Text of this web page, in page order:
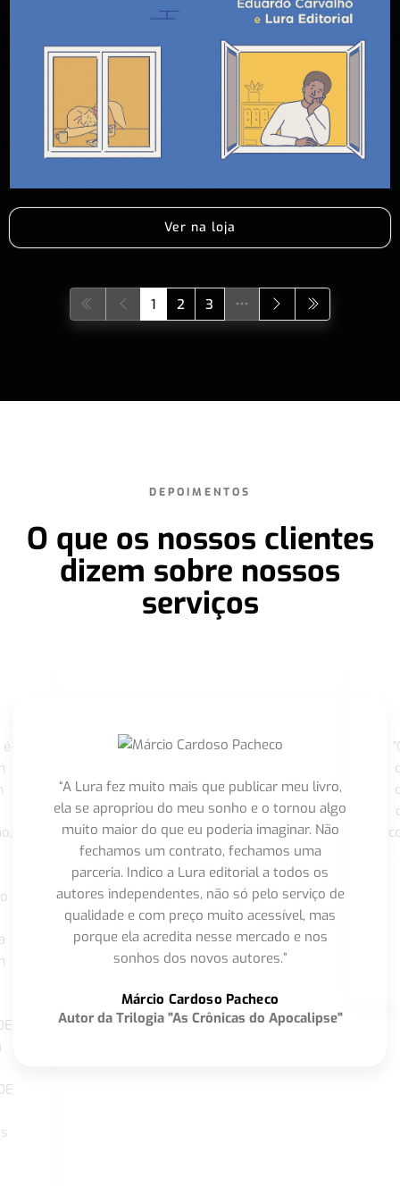
Ver na loja
1 2 3
DEPOIMENTOS
O que os nossos clientes
dizem sobre nossos
serviços
“A Lura fez muito mais que publicar meu livro,
ela se apropriou do meu sonho e o tornou algo
muito maior do que eu poderia imaginar. Não
fechamos um contrato, fechamos uma
parceria. Indico a Lura editorial a todos os
autores independentes, não só pelo serviço de
qualidade e com preço muito acessível, mas
porque ela acredita nesse mercado e nos
sonhos dos novos autores.”
Márcio Cardoso Pacheco
Autor da Trilogia "As Crônicas do Apocalipse"